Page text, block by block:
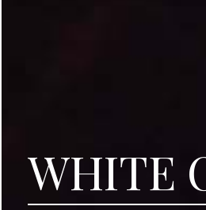
WHITE